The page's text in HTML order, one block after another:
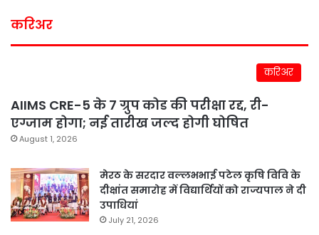
करिअर
करिअर
AIIMS CRE-5 के 7 ग्रुप कोड की परीक्षा रद्द, री-
एग्जाम होगा; नई तारीख जल्द होगी घोषित
August 1, 2026
मेरठ के सरदार वल्लभभाई पटेल कृषि विवि के
दीक्षांत समारोह में विद्यार्थियों को राज्यपाल ने दी
उपाधियां
July 21, 2026